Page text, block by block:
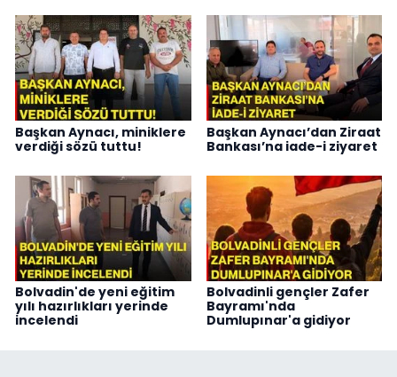
Başkan Aynacı, miniklere
verdiği sözü tuttu!
Başkan Aynacı’dan Ziraat
Bankası’na iade-i ziyaret
Bolvadin'de yeni eğitim
yılı hazırlıkları yerinde
incelendi
Bolvadinli gençler Zafer
Bayramı'nda
Dumlupınar'a gidiyor